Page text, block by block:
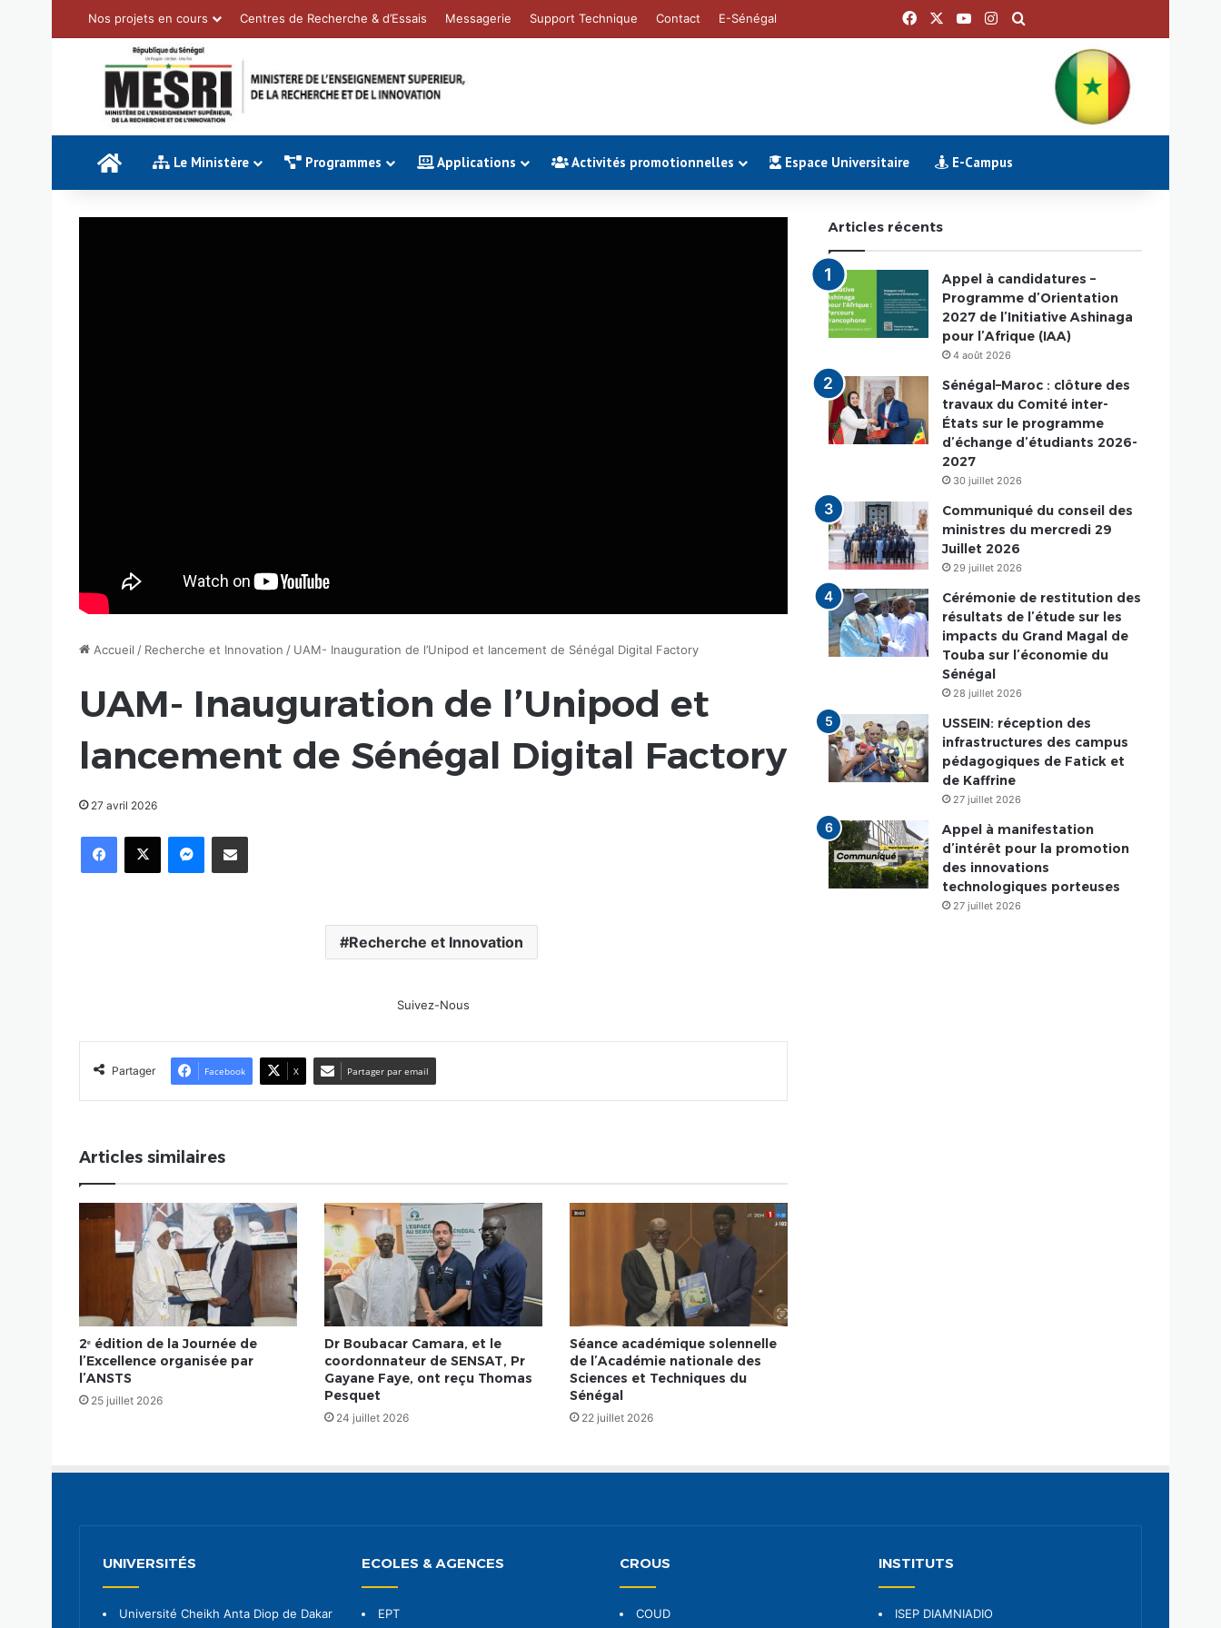
Nos projets en cours Centres de Recherche & d’Essais Messagerie Support Technique Contact E-Sénégal Facebook YouTubeInstagram
Accueil Le Ministère Programmes Applications Activités promotionnelles Espace Universitaire E-Campus
Accueil / Recherche et Innovation / UAM- Inauguration de l’Unipod et lancement de Sénégal Digital Factory
UAM- Inauguration de l’Unipod et
lancement de Sénégal Digital Factory
27 avril 2026
Recherche et Innovation
Suivez-Nous
Partager Facebook X Partager par email
Articles similaires
2ᵉ édition de la Journée de
l’Excellence organisée par
l’ANSTS
25 juillet 2026
Dr Boubacar Camara, et le
coordonnateur de SENSAT, Pr
Gayane Faye, ont reçu Thomas
Pesquet
24 juillet 2026
Séance académique solennelle
de l’Académie nationale des
Sciences et Techniques du
Sénégal
22 juillet 2026
Articles récents
Appel à candidatures –
Programme d’Orientation
2027 de l’Initiative Ashinaga
pour l’Afrique (IAA)
4 août 2026
Sénégal–Maroc : clôture des
travaux du Comité inter-
États sur le programme
d’échange d’étudiants 2026-
2027
30 juillet 2026
Communiqué du conseil des
ministres du mercredi 29
Juillet 2026
29 juillet 2026
Cérémonie de restitution des
résultats de l’étude sur les
impacts du Grand Magal de
Touba sur l’économie du
Sénégal
28 juillet 2026
USSEIN: réception des
infrastructures des campus
pédagogiques de Fatick et
de Kaffrine
27 juillet 2026
Appel à manifestation
d’intérêt pour la promotion
des innovations
technologiques porteuses
27 juillet 2026
UNIVERSITÉS
Université Cheikh Anta Diop de Dakar
ECOLES & AGENCES
EPT
CROUS
COUD
INSTITUTS
ISEP DIAMNIADIO